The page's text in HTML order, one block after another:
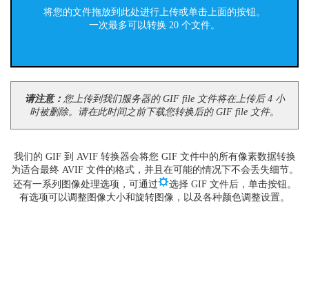
将您的文件拖放到此处进行上传或单击上面的按钮。
一次最多可以转换 20 个文件。
请注意： 您上传到我们服务器的 GIF file 文件将在上传后 4 小
时被删除。请在此时间之前下载您转换后的 GIF file 文件。
我们的 GIF 到 AVIF 转换器会将您 GIF 文件中的所有像素数据转换
为适合最终 AVIF 文件的格式，并且在可能的情况下不会丢失细节。
还有一系列图像处理选项，可通过
选择 GIF 文件后，单击按钮。
有选项可以调整图像大小和旋转图像，以及各种颜色调整设置。